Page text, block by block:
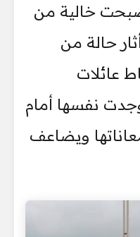
خالية من
حالة من
عائلات
نفسها أمام
ويضاعف